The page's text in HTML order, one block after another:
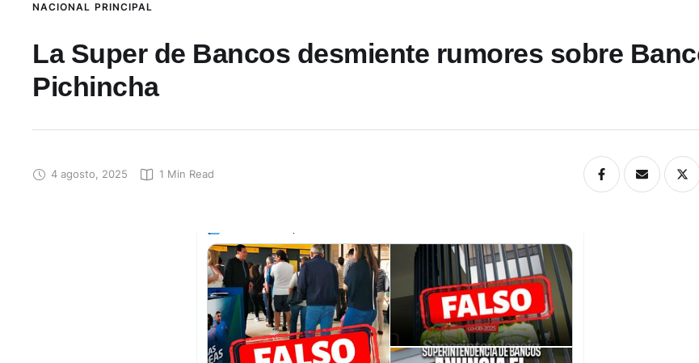
NACIONAL PRINCIPAL
La Super de Bancos desmiente rumores sobre
Pichincha
4 agosto, 2025 1 Min Read